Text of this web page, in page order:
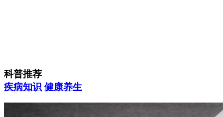
科普推荐
疾病知识 健康养生